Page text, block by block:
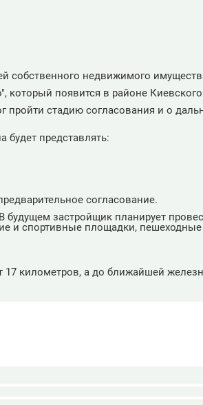
собственного недвижимого
появится в районе
стадию согласования и о
будет представлять:
согласование.
будущем застройщик планирует
и спортивные площадки,
километров, а до ближайшей